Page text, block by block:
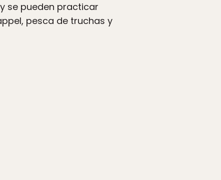
se pueden practicar
pesca de truchas y